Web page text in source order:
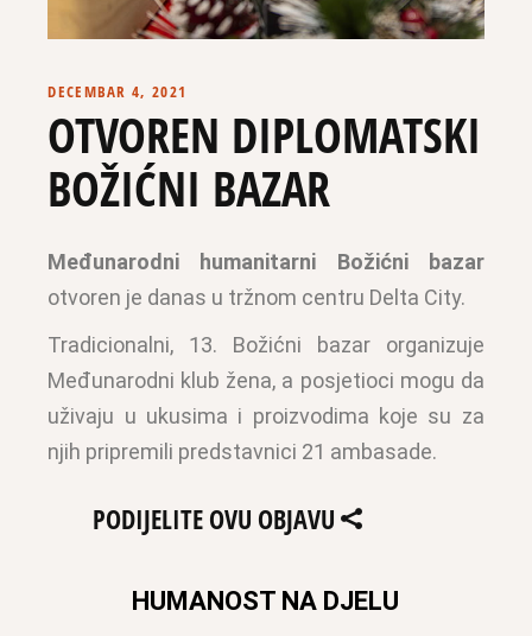
DECEMBAR 4, 2021
OTVOREN DIPLOMATSKI
BOŽIĆNI BAZAR
Međunarodni humanitarni Božićni bazar
otvoren je danas u tržnom centru Delta City.
Tradicionalni, 13. Božićni bazar organizuje
Međunarodni klub žena, a posjetioci mogu da
uživaju u ukusima i proizvodima koje su za
njih pripremili predstavnici 21 ambasade.
PODIJELITE OVU OBJAVU
HUMANOST NA DJELU